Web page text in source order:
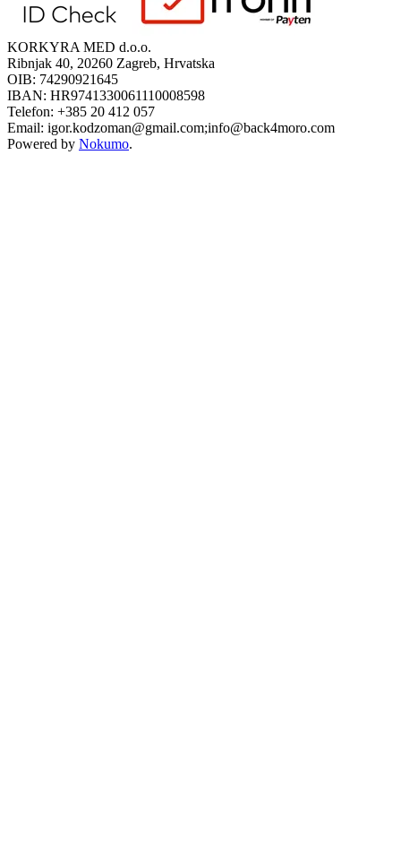
KORKYRA MED d.o.o.
Ribnjak 40, 20260 Zagreb, Hrvatska
OIB: 74290921645
IBAN: HR9741330061110008598
Telefon: +385 20 412 057
Email: igor.kodzoman@gmail.com;info@back4moro.com
Powered by Nokumo.